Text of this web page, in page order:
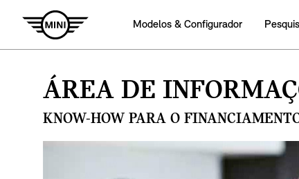
Modelos & Configurador
ÁREA DE
KNOW-HOW PARA O